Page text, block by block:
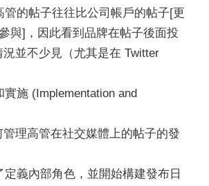
管的帖子往往比公司帳戶的帖子[更
與]，因此看到品牌在帖子後面投
況並不少見（尤其是在 Twitter
施 (Implementation and
理高管在社交媒體上的帖子的發
義內部角色，並開始構建發布日